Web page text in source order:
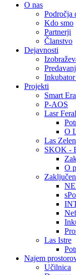
O nas
Področja
Kdo smo
Partnerji
Članstvo
Dejavnosti
Inkubator
Projekti
Smart Era
P-AOS
Lasr Feral
O
Las
SKOK -
O
Las Istre
Najem
Učilnica